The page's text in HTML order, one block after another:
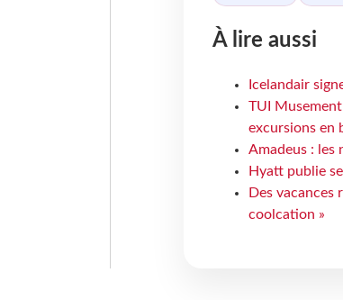
À lire aussi
Icelandair
TUI
excursions en
Amadeus : les
Hyatt publie
Des vacances
coolcation »